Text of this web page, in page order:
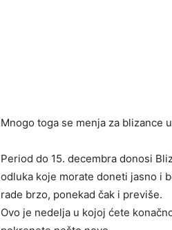
Mnogo toga se menja za blizance
Period do 15. decembra donosi
odluka koje morate doneti jasno i
rade brzo, ponekad čak i previše.
Ovo je nedelja u kojoj ćete